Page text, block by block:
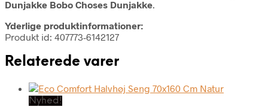
Dunjakke Bobo Choses Dunjakke.
Yderlige produktinformationer:
Produkt id: 407773-6142127
Relaterede varer
Nyhed!